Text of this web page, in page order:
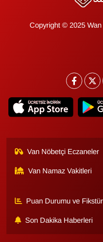
Copyright © 2025 Wan
Van Nöbetçi Eczaneler
Van Namaz Vakitleri
Puan Durumu ve Fikstür
Son Dakika Haberleri